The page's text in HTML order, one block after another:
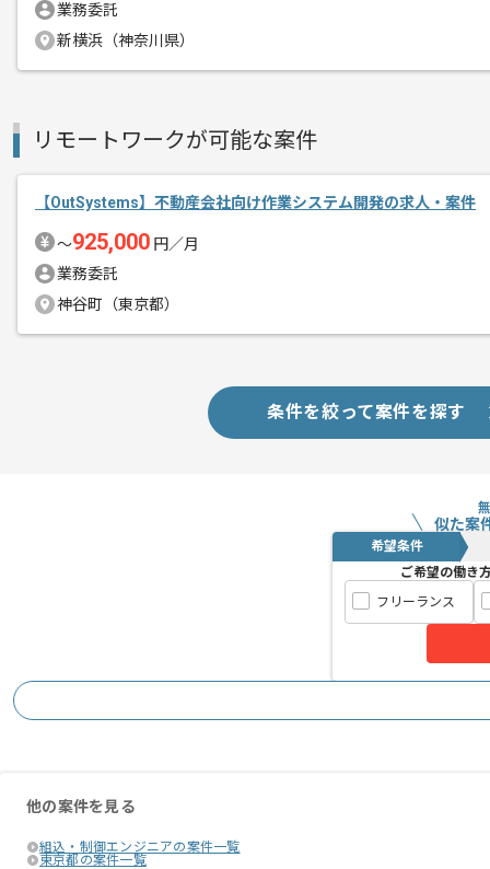
業務委託
新横浜（神奈川県）
リモートワークが可能な案件
【OutSystems】不動産会社向け作業システム開発の求人・案件
〜925,000 円／月
業務委託
神谷町（東京都）
条件を絞って案件を探す
似た案
希望条件
ご希望の働き
フリーランス
他の案件を見る
組込・制御エンジニアの案件一覧
東京都の案件一覧